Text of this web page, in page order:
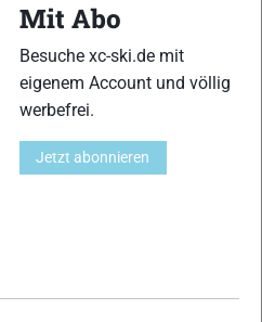
Mit Abo
Besuche xc-ski.de mit
eigenem Account und völlig
werbefrei.
Jetzt abonnieren